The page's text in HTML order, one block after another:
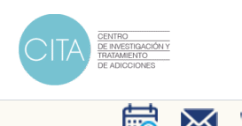
contenido